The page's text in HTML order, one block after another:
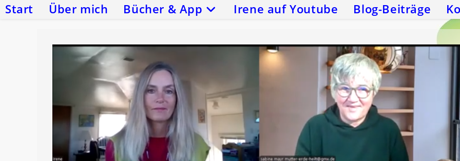
Start Über mich Bücher & App Irene auf Youtube Blog-Beiträge